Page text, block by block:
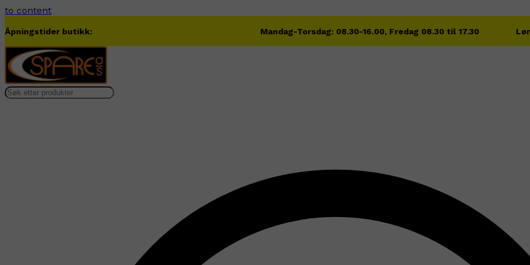
to content
Åpningstider butikk: Mandag-Torsdag: 08.30-16.00, Fredag 08.30 til 17.30